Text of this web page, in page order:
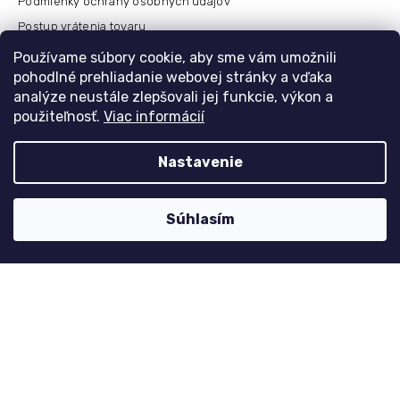
Používame súbory cookie, aby sme vám umožnili
pohodlné prehliadanie webovej stránky a vďaka
analýze neustále zlepšovali jej funkcie, výkon a
použiteľnosť. Viac informácií
Nastavenie
Súhlasím
Postup vrátenia tovaru
Česko
Môj účet
Přihlášení